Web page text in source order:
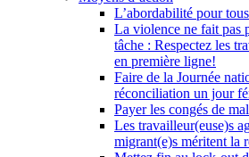
L’abordabilité pour tous
La violence ne fait pas
tâche : Respectez les
en première ligne!
Faire de la Journée
réconciliation un jour
Payer les congés de
Les travailleur(euse)s
migrant(e)s méritent la